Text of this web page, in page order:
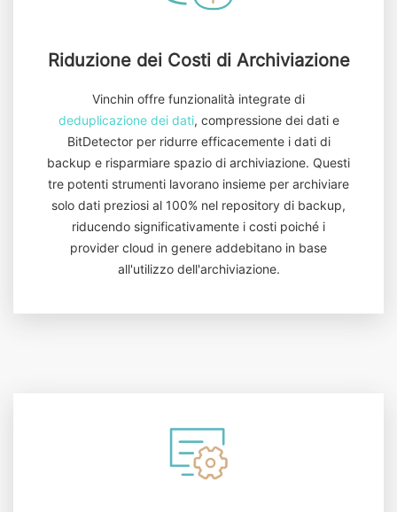
Riduzione dei Costi di Archiviazione
Vinchin offre funzionalità integrate di
deduplicazione dei dati, compressione dei dati e
BitDetector per ridurre efficacemente i dati di
backup e risparmiare spazio di archiviazione. Questi
tre potenti strumenti lavorano insieme per archiviare
solo dati preziosi al 100% nel repository di backup,
riducendo significativamente i costi poiché i
provider cloud in genere addebitano in base
all'utilizzo dell'archiviazione.